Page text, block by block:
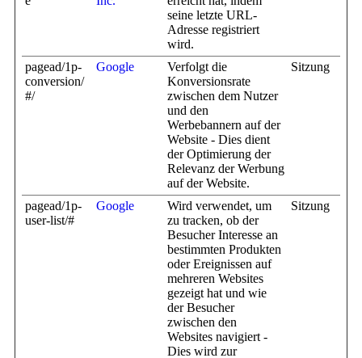
seine letzte URL-
Adresse registriert
wird.
pagead/1p-
conversion/
#/
Google
Verfolgt die
Konversionsrate
zwischen dem Nutzer
und den
Werbebannern auf der
Website - Dies dient
der Optimierung der
Relevanz der Werbung
auf der Website.
Sitzung
pagead/1p-
user-list/#
Google
Wird verwendet, um
zu tracken, ob der
Besucher Interesse an
bestimmten Produkten
oder Ereignissen auf
mehreren Websites
gezeigt hat und wie
der Besucher
zwischen den
Websites navigiert -
Dies wird zur
Sitzung